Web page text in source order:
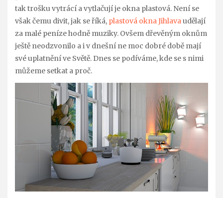
tak trošku vytrácí a vytlačují je okna plastová. Není se
však čemu divit, jak se říká, plastová okna Jihlavaudělají
za malé peníze hodně muziky. Ovšem dřevěným oknům
ještě neodzvonilo a i v dnešní ne moc dobré době mají
své uplatnění ve Světě. Dnes se podíváme, kde se s nimi
můžeme setkat a proč.